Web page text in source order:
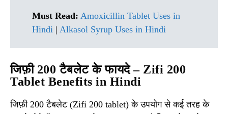
Must Read: Amoxicillin Tablet Uses in
Hindi| Alkasol Syrup Uses in Hindi
जिफ़ी 200 टैबलेट के फायदे – Zifi 200
Tablet Benefits in Hindi
जिफ़ी 200 टैबलेट (Zifi 200 tablet) के उपयोग से कई तरह के